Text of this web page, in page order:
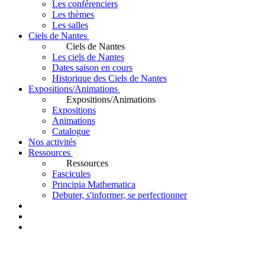
Les conférenciers
Les thèmes
Les salles
Ciels de Nantes
Ciels de Nantes
Les ciels de Nantes
Dates saison en cours
Historique des Ciels de Nantes
Expositions/Animations
Expositions/Animations
Expositions
Animations
Catalogue
Nos activités
Ressources
Ressources
Fascicules
Principia Mathematica
Debuter, s'informer, se perfectionner